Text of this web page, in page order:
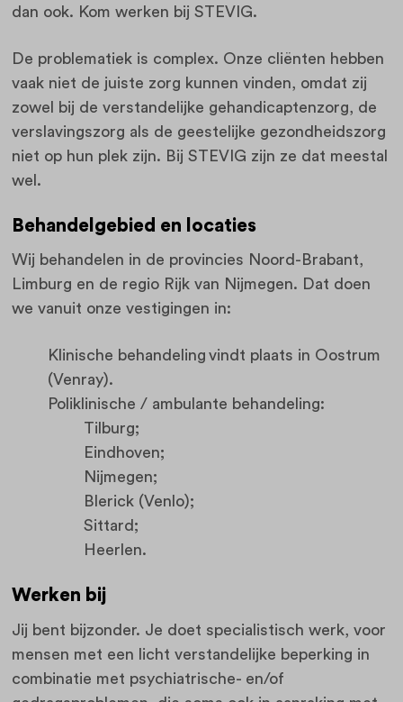
dan ook. Kom werken bij STEVIG.
De problematiek is complex. Onze cliënten hebben
vaak niet de juiste zorg kunnen vinden, omdat zij
zowel bij de verstandelijke gehandicaptenzorg, de
verslavingszorg als de geestelijke gezondheidszorg
niet op hun plek zijn. Bij STEVIG zijn ze dat meestal
wel.
Behandelgebied en locaties
Wij behandelen in de provincies Noord-Brabant,
Limburg en de regio Rijk van Nijmegen. Dat doen
we vanuit onze vestigingen in:
Klinische behandeling vindt plaats in Oostrum
(Venray).
Poliklinische / ambulante behandeling:
Tilburg;
Eindhoven;
Nijmegen;
Blerick (Venlo);
Sittard;
Heerlen.
Werken bij
Jij bent bijzonder. Je doet specialistisch werk, voor
mensen met een licht verstandelijke beperking in
combinatie met psychiatrische- en/of